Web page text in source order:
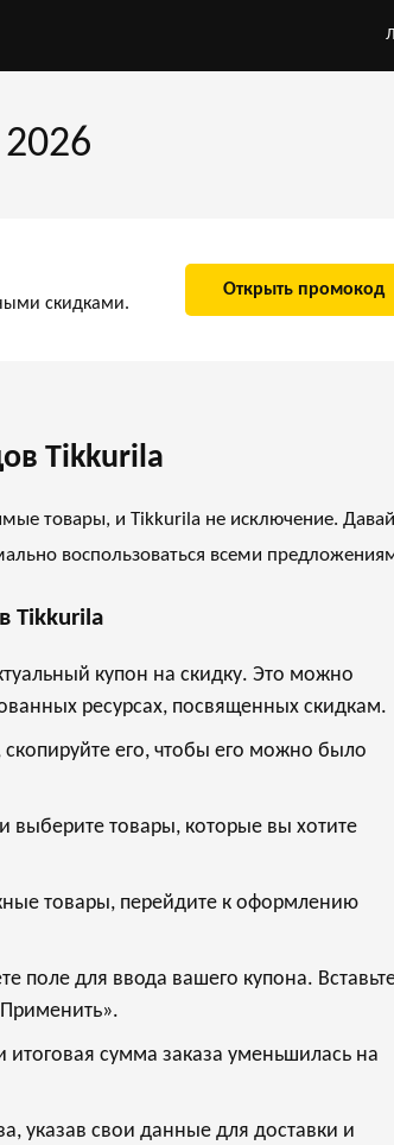
скидками.
Открыть промокод
Tikkurila
товары, и Tikkurila не исключение.
воспользоваться всеми
Tikkurila
купон на скидку. Это можно
ресурсах, посвященных скидкам.
его, чтобы его можно было
и выберите товары, которые вы хотите
товары, перейдите к оформлению
поле для ввода вашего купона.
итоговая сумма заказа уменьшилась на
указав свои данные для доставки и